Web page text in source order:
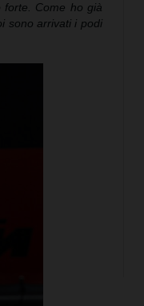
forte. Come ho già
sono arrivati i podi